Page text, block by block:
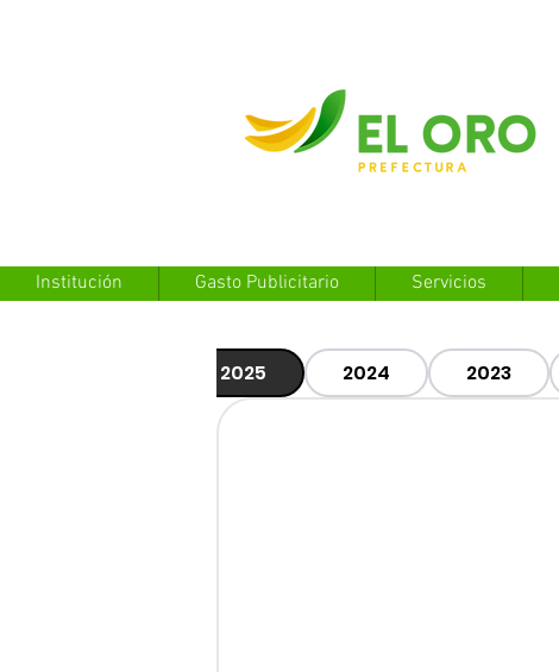
Institución Gasto Publicitario Servicios
2023
2024
2025